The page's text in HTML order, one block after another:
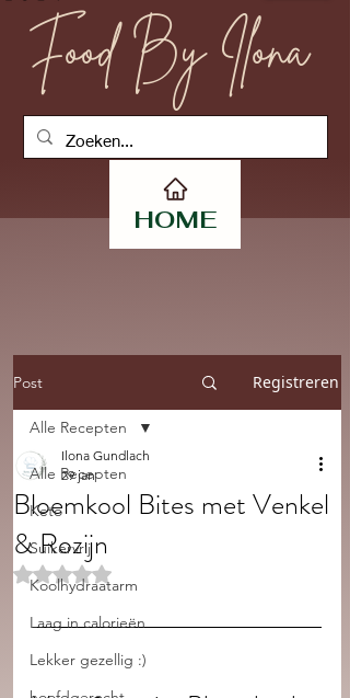
Food By Ilona
HOME
Post Registreren
Alle Recepten
Keto
Suikervrij
Koolhydraatarm
Laag in calorieën
Lekker gezellig :)
Alle Recepten
Bloemkool Bites met Venkel
& Rozijn
Ilona Gundlach
29 jan
Beoordeeld met NaN uit 5 sterren.